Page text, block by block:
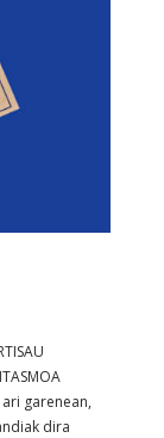
ari garenean,
dira